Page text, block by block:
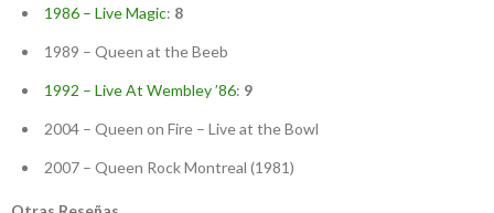
1986 – Live Magic: 8
1989 – Queen at the Beeb
1992 – Live At Wembley ’86: 9
2004 – Queen on Fire – Live at the Bowl
2007 – Queen Rock Montreal (1981)